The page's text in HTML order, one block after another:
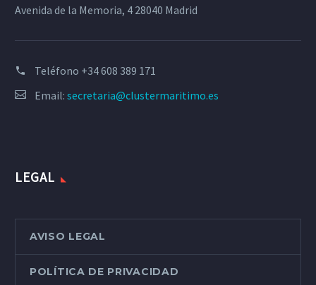
Avenida de la Memoria, 4 28040 Madrid
Teléfono +34 608 389 171
Email: secretaria@clustermaritimo.es
LEGAL
AVISO LEGAL
POLÍTICA DE PRIVACIDAD